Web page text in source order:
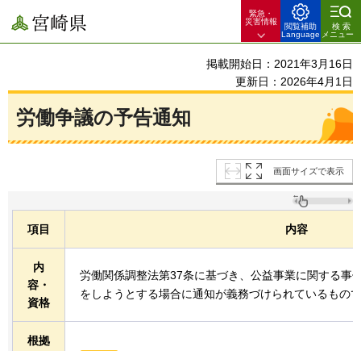
宮崎県
緊急・
災害情報
閲覧補助
Language
検索
メニュー
掲載開始日：2021年3月16日
更新日：2026年4月1日
労働争議の予告通知
画面サイズで表示
項目 内容
内
容・
資格
労働関係調整法第37条に基づき、公益事業に関する事
をしようとする場合に通知が義務づけられているもの
根拠